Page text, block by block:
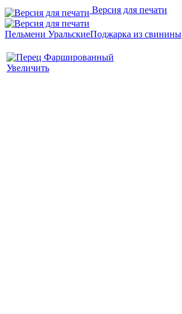
Версия для печати
Пельмени УральскиеПоджарка из свинины
Увеличить